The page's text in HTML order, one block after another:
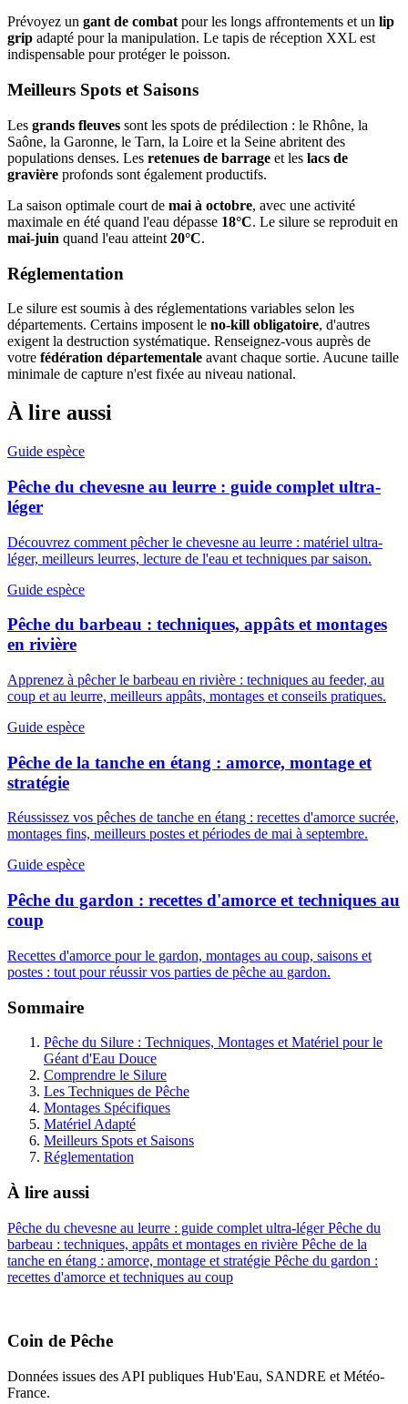
Prévoyez un gant de combat pour les longs affrontements et un lip
grip adapté pour la manipulation. Le tapis de réception XXL est
indispensable pour protéger le poisson.
Meilleurs Spots et Saisons
Les grands fleuves sont les spots de prédilection : le Rhône, la
Saône, la Garonne, le Tarn, la Loire et la Seine abritent des
populations denses. Les retenues de barrage et les lacs de
gravière profonds sont également productifs.
La saison optimale court de mai à octobre, avec une activité
maximale en été quand l'eau dépasse 18°C. Le silure se reproduit en
mai-juin quand l'eau atteint 20°C.
Réglementation
Le silure est soumis à des réglementations variables selon les
départements. Certains imposent le no-kill obligatoire, d'autres
exigent la destruction systématique. Renseignez-vous auprès de
votre fédération départementale avant chaque sortie. Aucune taille
minimale de capture n'est fixée au niveau national.
À lire aussi
Guide espèce
Pêche du chevesne au leurre : guide complet ultra-
léger
Découvrez comment pêcher le chevesne au leurre : matériel ultra-
léger, meilleurs leurres, lecture de l'eau et techniques par saison.
Guide espèce
Pêche du barbeau : techniques, appâts et montages
en rivière
Apprenez à pêcher le barbeau en rivière : techniques au feeder, au
coup et au leurre, meilleurs appâts, montages et conseils pratiques.
Guide espèce
Pêche de la tanche en étang : amorce, montage et
stratégie
Réussissez vos pêches de tanche en étang : recettes d'amorce sucrée,
montages fins, meilleurs postes et périodes de mai à septembre.
Guide espèce
Pêche du gardon : recettes d'amorce et techniques au
coup
Recettes d'amorce pour le gardon, montages au coup, saisons et
postes : tout pour réussir vos parties de pêche au gardon.
Sommaire
Pêche du Silure : Techniques, Montages et Matériel pour le
Géant d'Eau Douce
Comprendre le Silure
Les Techniques de Pêche
Montages Spécifiques
Matériel Adapté
Meilleurs Spots et Saisons
Réglementation
À lire aussi
Pêche du chevesne au leurre : guide complet ultra-légerPêche du
barbeau : techniques, appâts et montages en rivière Pêche de la
tanche en étang : amorce, montage et stratégie Pêche du gardon :
recettes d'amorce et techniques au coup
Coin de Pêche
Données issues des API publiques Hub'Eau, SANDRE et Météo-
France.